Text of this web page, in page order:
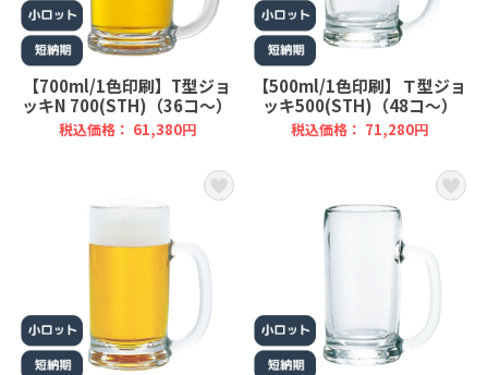
【700ml/1色印刷】T型ジョ
ッキN 700(STH)（36コ～）
税込価格： 61,380円
【500ml/1色印刷】Ｔ型ジョ
ッキ500(STH)（48コ～）
税込価格： 71,280円